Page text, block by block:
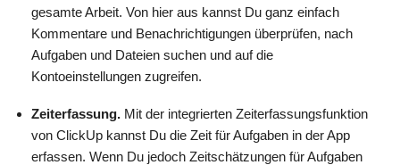
gesamte Arbeit. Von hier aus kannst Du ganz einfach
Kommentare und Benachrichtigungen überprüfen, nach
Aufgaben und Dateien suchen und auf die
Kontoeinstellungen zugreifen.
Zeiterfassung. Mit der integrierten Zeiterfassungsfunktion
von ClickUp kannst Du die Zeit für Aufgaben in der App
erfassen. Wenn Du jedoch Zeitschätzungen für Aufgaben